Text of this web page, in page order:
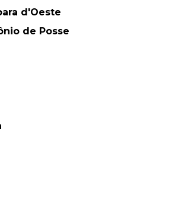
d'Oeste
de Posse